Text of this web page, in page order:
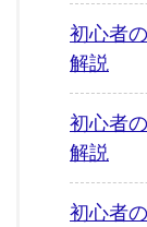
初心者
解説
初心者
解説
初心者